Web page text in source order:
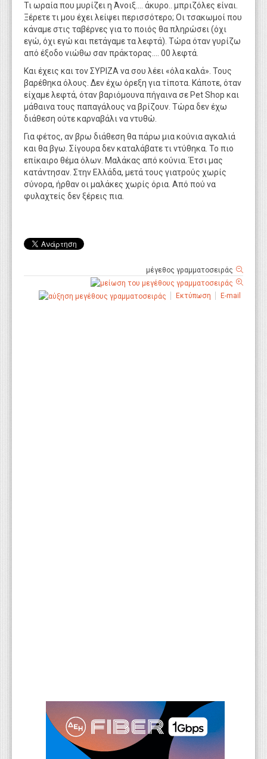
Τι ωραία που μυρίζει η Άνοιξ.... άκυρο.. μπριζόλες είναι.
Ξέρετε τι μου έχει λείψει περισσότερο; Οι τσακωμοί που
κάναμε στις ταβέρνες για το ποιός θα πληρώσει (όχι
εγώ, όχι εγώ και πετάγαμε τα λεφτά). Τώρα όταν γυρίζω
από έξοδο νιώθω σαν πράκτορας.... 00 λεφτά.
Και έχεις και τον ΣΥΡΙΖΑ να σου λέει «όλα καλά». Τους
βαρέθηκα όλους. Δεν έχω όρεξη για τίποτα. Κάποτε, όταν
είχαμε λεφτά, όταν βαριόμουνα πήγαινα σε Pet Shop και
μάθαινα τους παπαγάλους να βρίζουν. Τώρα δεν έχω
διάθεση ούτε καρναβάλι να ντυθώ.
Για φέτος, αν βρω διάθεση θα πάρω μια κούνια αγκαλιά
και θα βγω. Σίγουρα δεν καταλάβατε τι ντύθηκα. Το πιο
επίκαιρο θέμα όλων. Μαλάκας από κούνια. Έτσι μας
κατάντησαν. Στην Ελλάδα, μετά τους γιατρούς χωρίς
σύνορα, ήρθαν οι μαλάκες χωρίς όρια. Από πού να
φυλαχτείς δεν ξέρεις πια.
μέγεθος γραμματοσειράς
Εκτύπωση E-mail